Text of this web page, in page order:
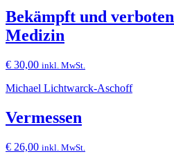
Bekämpft und
Medizin
€ 30,00 inkl. MwSt.
Michael Lichtwarck-Aschoff
Vermessen
€ 26,00 inkl. MwSt.